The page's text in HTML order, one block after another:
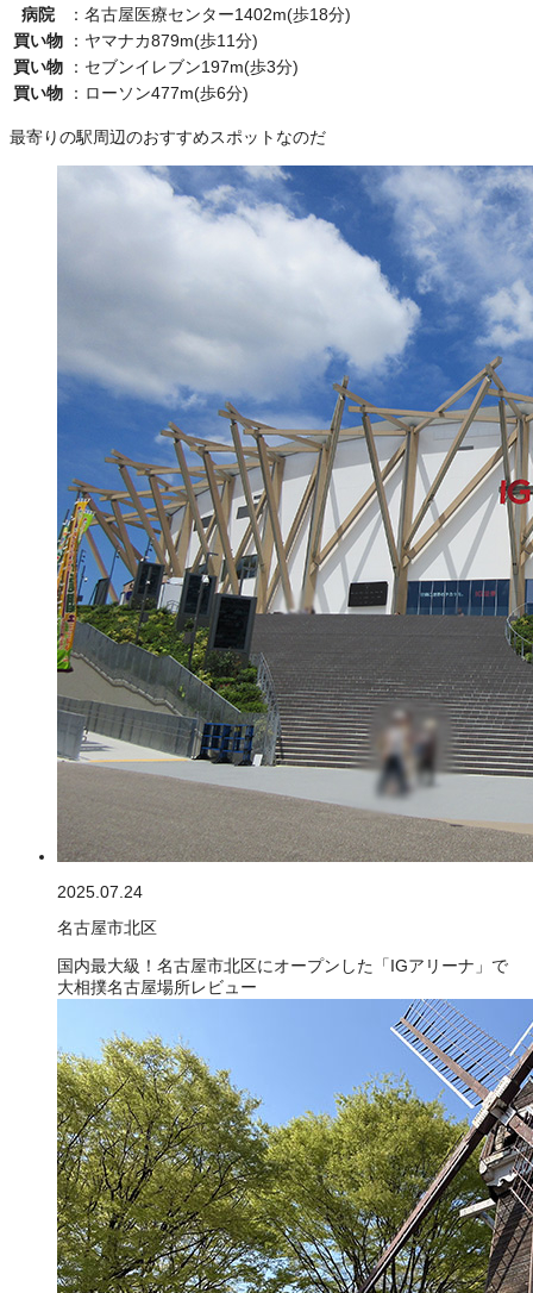
病院
： 名古屋医療センター1402m(歩18分)
買い物
： ヤマナカ879m(歩11分)
買い物
： セブンイレブン197m(歩3分)
買い物
： ローソン477m(歩6分)
最寄りの駅周辺のおすすめスポットなのだ
2025.07.24
名古屋市北区
国内最大級！名古屋市北区にオープンした「IGアリーナ」で
大相撲名古屋場所レビュー